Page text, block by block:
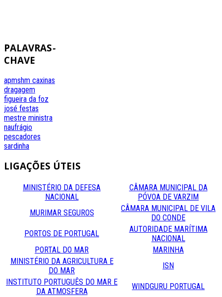
PALAVRAS-
CHAVE
apmshm caxinas
dragagem
figueira da foz
josé festas
mestre ministra
naufrágio
pescadores
sardinha
LIGAÇÕES ÚTEIS
MINISTÉRIO DA DEFESA
NACIONAL
CÂMARA MUNICIPAL DA
PÓVOA DE VARZIM
MURIMAR SEGUROS
CÂMARA MUNICIPAL DE VILA
DO CONDE
PORTOS DE PORTUGAL
AUTORIDADE MARÍTIMA
NACIONAL
PORTAL DO MAR
MARINHA
MINISTÉRIO DA AGRICULTURA E
DO MAR
ISN
INSTITUTO PORTUGUÊS DO MAR E
DA ATMOSFERA
WINDGURU PORTUGAL